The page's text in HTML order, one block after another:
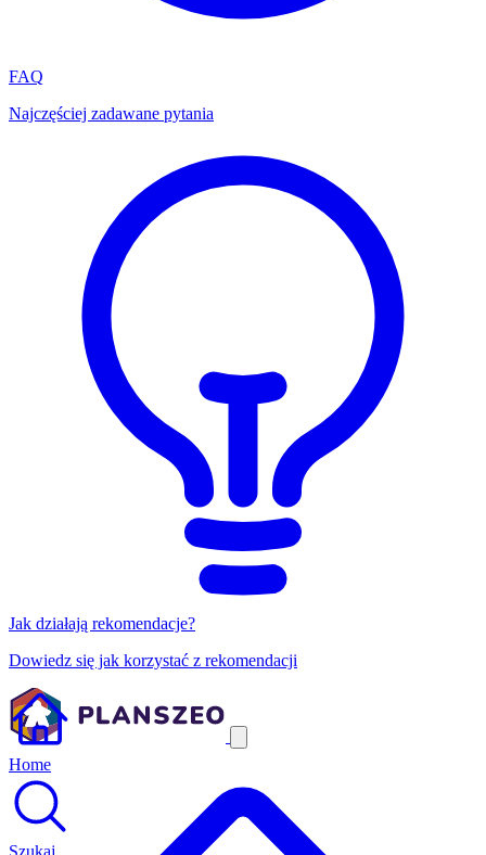
FAQ
Najczęściej zadawane pytania
Jak działają rekomendacje?
Dowiedz się jak korzystać z rekomendacji
Home
Szukaj